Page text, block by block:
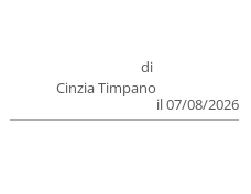
di
Cinzia Timpano
il 07/08/2026